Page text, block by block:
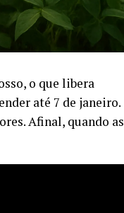
o que libera
até 7 de janeiro.
Afinal, quando as